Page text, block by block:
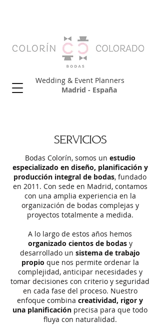
Wedding & Event Planners
Madrid - España
Servicios
Bodas Colorín, somos un estudio
especializado en diseño, planificación y
producción integral de bodas, fundado
en 2011. Con sede en Madrid, contamos
con una amplia experiencia en la
organización de bodas complejas y
proyectos totalmente a medida.
A lo largo de estos años hemos
organizado cientos de bodasy
desarrollado un sistema de trabajo
propio que nos permite ordenar la
complejidad, anticipar necesidades y
tomar decisiones con criterio y seguridad
en cada fase del proceso. Nuestro
enfoque combina creatividad, rigor y
una planificación precisa para que todo
fluya con naturalidad.